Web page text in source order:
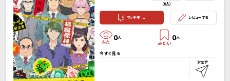
(0人）
マッチ率 - レビューする
0人 0人
今すぐ見る